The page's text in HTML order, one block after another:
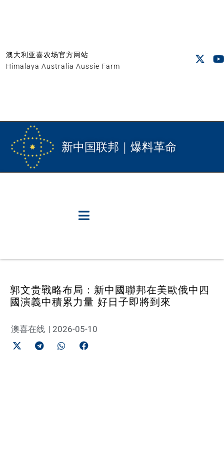
澳大利亚喜农场官方网站
Himalaya Australia Aussie Farm
新中国联邦｜爆料革命
郭文贵戰略布局：新中國聯邦在美歐俄中四
國演義中積累力量 好日子即將到來
澳喜在线 | 2026-05-10